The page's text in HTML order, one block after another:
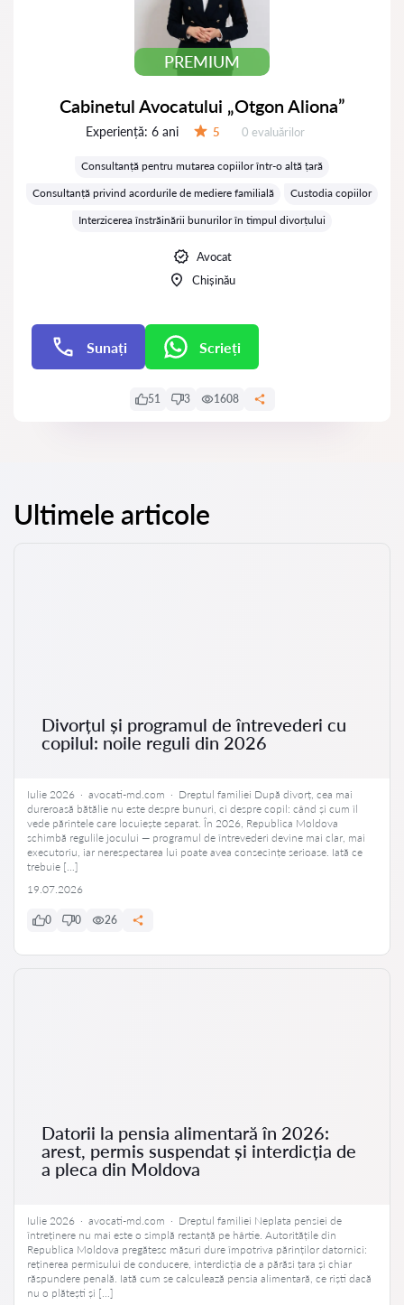
PREMIUM
Cabinetul Avocatului „Otgon Aliona”
Experiență: 6 ani 5 Evaluărilor:
0 evaluărilor
Consultanță pentru mutarea copiilor într-o altă țară
Consultanță privind acordurile de mediere familială
Custodia copiilor
Interzicerea înstrăinării bunurilor în timpul divorțului
Avocat
Chișinău
Sunați Scrieți
51 3 1608
Ultimele articole
Divorțul și programul de întrevederi cu
copilul: noile reguli din 2026
Iulie 2026 · avocati-md.com · Dreptul familiei După divorț, cea mai
dureroasă bătălie nu este despre bunuri, ci despre copil: când și cum îl
vede părintele care locuiește separat. În 2026, Republica Moldova
schimbă regulile jocului — programul de întrevederi devine mai clar, mai
executoriu, iar nerespectarea lui poate avea consecințe serioase. Iată ce
trebuie […]
19.07.2026
0 0 26
Datorii la pensia alimentară în 2026:
arest, permis suspendat și interdicția de
a pleca din Moldova
Iulie 2026 · avocati-md.com · Dreptul familiei Neplata pensiei de
întreținere nu mai este o simplă restanță pe hârtie. Autoritățile din
Republica Moldova pregătesc măsuri dure împotriva părinților datornici:
reținerea permisului de conducere, interdicția de a părăsi țara și chiar
răspundere penală. Iată cum se calculează pensia alimentară, ce riști dacă
nu o plătești și […]